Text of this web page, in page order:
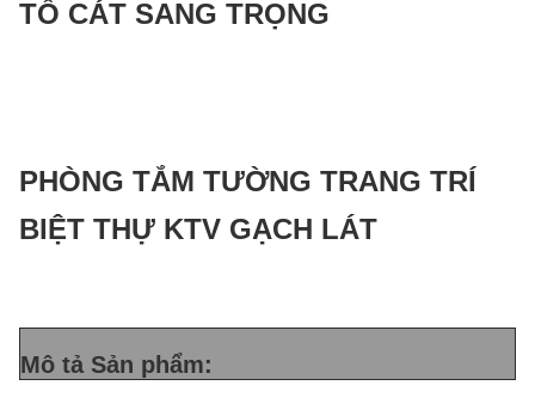
TỐ CÁT SANG TRỌNG
PHÒNG TẮM TƯỜNG TRANG TRÍ
BIỆT THỰ KTV GẠCH LÁT
Mô tả Sản phẩm: